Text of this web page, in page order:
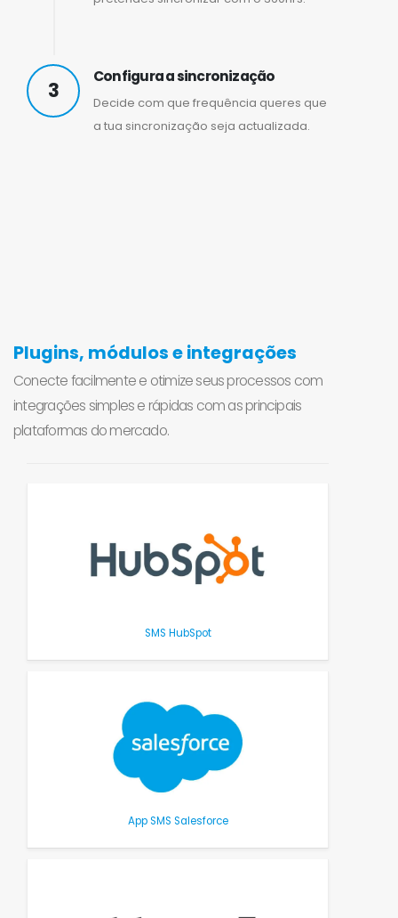
3
Configura a sincronização
Decide com que frequência queres que
a tua sincronização seja actualizada.
Plugins, módulos e integrações
Conecte facilmente e otimize seus processos com
integrações simples e rápidas com as principais
plataformas do mercado.
SMS HubSpot
App SMS Salesforce